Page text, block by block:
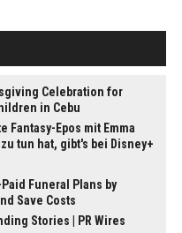
Celebration for
in Cebu
Fantasy-Epos mit Emma
tun hat, gibt's bei Disney+
Funeral Plans by
Save Costs
Stories | PR Wires